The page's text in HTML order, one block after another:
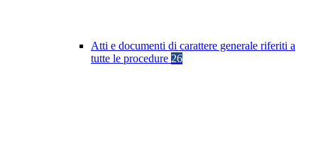
Atti e documenti di carattere generale riferiti a
tutte le procedure 26